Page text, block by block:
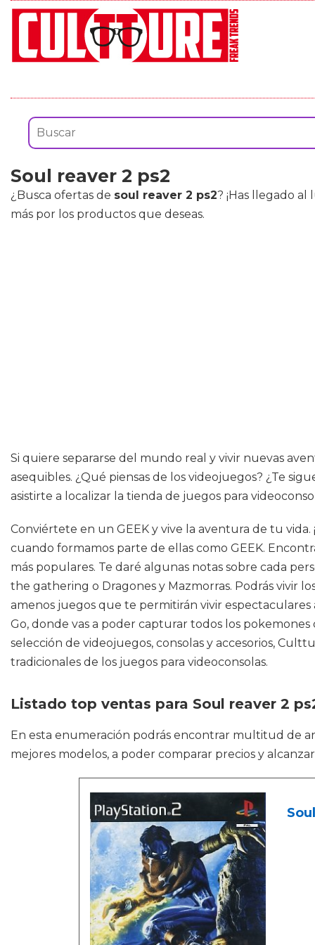
Soul reaver 2 ps2
¿Busca ofertas de soul reaver 2 ps2? ¡Has llegado
más por los productos que deseas.
Si quiere separarse del mundo real y vivir nuevas
asequibles. ¿Qué piensas de los videojuegos? ¿Te
asistirte a localizar la tienda de juegos para
Conviértete en un GEEK y vive la aventura de tu
cuando formamos parte de ellas como GEEK.
más populares. Te daré algunas notas sobre cada
the gathering o Dragones y Mazmorras. Podrás vivir
amenos juegos que te permitirán vivir
Go, donde vas a poder capturar todos los
selección de videojuegos, consolas y accesorios,
tradicionales de los juegos para videoconsolas.
Listado top ventas para Soul reaver 2
En esta enumeración podrás encontrar multitud de
mejores modelos, a poder comparar precios y